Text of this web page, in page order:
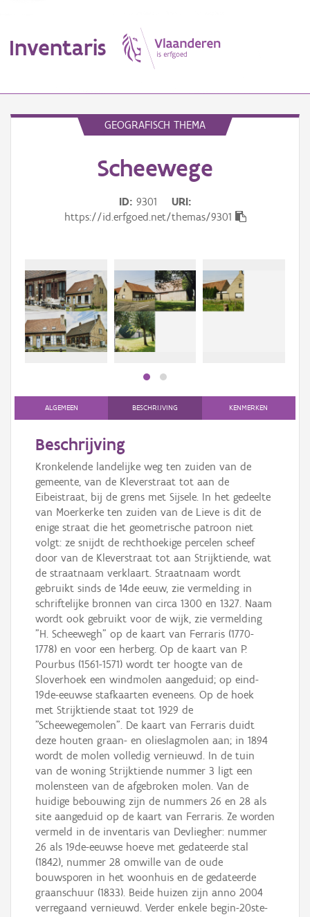
Inventaris
Gebeurtenis
Persoon of collectief
Downloads
Aanmelden
GEOGRAFISCH THEMA
Scheewege
ID 9301
URI
https://id.erfgoed.net/themas/9301
ALGEMEEN BESCHRIJVING KENMERKEN
Beschrijving
Kronkelende landelijke weg ten zuiden van de
gemeente, van de Kleverstraat tot aan de
Eibeistraat, bij de grens met Sijsele. In het gedeelte
van Moerkerke ten zuiden van de Lieve is dit de
enige straat die het geometrische patroon niet
volgt: ze snijdt de rechthoekige percelen scheef
door van de Kleverstraat tot aan Strijktiende, wat
de straatnaam verklaart. Straatnaam wordt
gebruikt sinds de 14de eeuw, zie vermelding in
schriftelijke bronnen van circa 1300 en 1327. Naam
wordt ook gebruikt voor de wijk, zie vermelding
"H. Scheewegh" op de kaart van Ferraris (1770-
1778) en voor een herberg. Op de kaart van P.
Pourbus (1561-1571) wordt ter hoogte van de
Sloverhoek een windmolen aangeduid; op eind-
19de-eeuwse stafkaarten eveneens. Op de hoek
met Strijktiende staat tot 1929 de
"Scheewegemolen". De kaart van Ferraris duidt
deze houten graan- en olieslagmolen aan; in 1894
wordt de molen volledig vernieuwd. In de tuin
van de woning Strijktiende nummer 3 ligt een
molensteen van de afgebroken molen. Van de
huidige bebouwing zijn de nummers 26 en 28 als
site aangeduid op de kaart van Ferraris. Ze worden
vermeld in de inventaris van Devliegher: nummer
26 als 19de-eeuwse hoeve met gedateerde stal
(1842), nummer 28 omwille van de oude
bouwsporen in het woonhuis en de gedateerde
graanschuur (1833). Beide huizen zijn anno 2004
verregaand vernieuwd. Verder enkele begin-20ste-